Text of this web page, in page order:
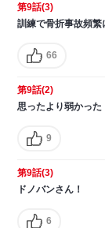
第9話(3)
訓練で骨折事故頻
66
第9話(2)
思ったより弱かった
9
第9話(3)
ドノバンさん！
6